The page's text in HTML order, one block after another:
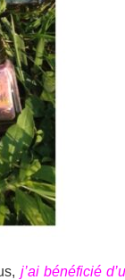
j’ai bénéficié